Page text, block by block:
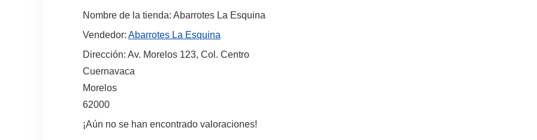
Nombre de la tienda: Abarrotes La Esquina
Vendedor: Abarrotes La Esquina
Dirección: Av. Morelos 123, Col. Centro
Cuernavaca
Morelos
62000
¡Aún no se han encontrado valoraciones!